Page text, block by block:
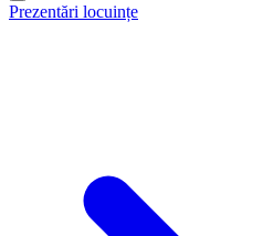
Prezentări locuințe